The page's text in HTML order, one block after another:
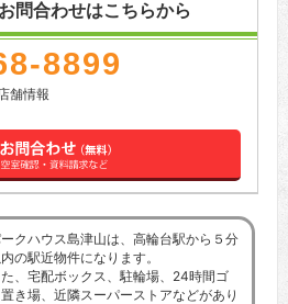
問合わせはこちらから
8899
舗情報
クハウス島津山は、高輪台駅から５分
の駅近物件になります。
た、宅配ボックス、駐輪場、24時間ゴ
置き場、近隣スーパーストアなどがあり